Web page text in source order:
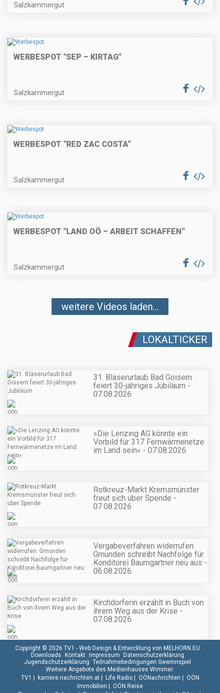
Salzkammergut
WERBESPOT "SEP – KIRTAG"
Salzkammergut
WERBESPOT "RED ZAC COSTA"
Salzkammergut
WERBESPOT "LAND OÖ – ARBEIT SCHAFFEN"
Salzkammergut
weitere Videos laden...
LOKALTICKER
31. Bläserurlaub Bad Goisern
feiert 30-jähriges Jubiläum -
07.08.2026
»Die Lenzing AG könnte ein
Vorbild für 317 Fernwärmenetze
im Land sein« - 07.08.2026
Rotkreuz-Markt Kremsmünster
freut sich über Spende -
07.08.2026
Vergabeverfahren widerrufen:
Gmunden schreibt Nachfolge für
Konditorei Baumgartner neu aus -
06.08.2026
Kirchdorferin erzählt in Buch von
ihrem Weg aus der Krise -
07.08.2026
Copyright © 2026 TV1 - Web Design & Entwicklung von MELHORN.EU
Downloads Kontakt Impressum Datenschutzerklärung
Jugendschutzerklärung Teilnahmebedingungen Gewinnspiel
Weitere Angebote des Medienhauses Wimmer:
TV1 | karriere.nachrichten.at| Life Radio| OÖNachrichten | OÖN
Immobilien | OÖN Reise